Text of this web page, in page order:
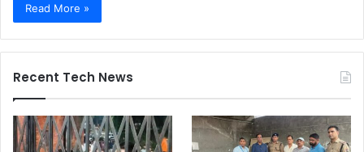
Read More »
Recent Tech News